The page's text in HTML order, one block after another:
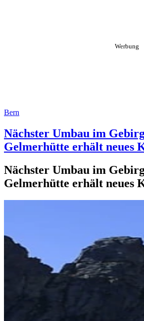
Bern
Nächster Umbau im
Gelmerhütte erhält neues
Nächster Umbau im
Gelmerhütte erhält neues